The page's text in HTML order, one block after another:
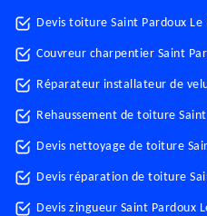
Devis toiture Saint Pardoux Le
Couvreur charpentier Saint
Réparateur installateur de
Rehaussement de toiture
Devis nettoyage de toiture
Devis réparation de toiture
Devis zingueur Saint Pardoux